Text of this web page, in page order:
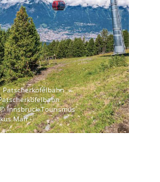
Innsbruck Tourismus
Mair